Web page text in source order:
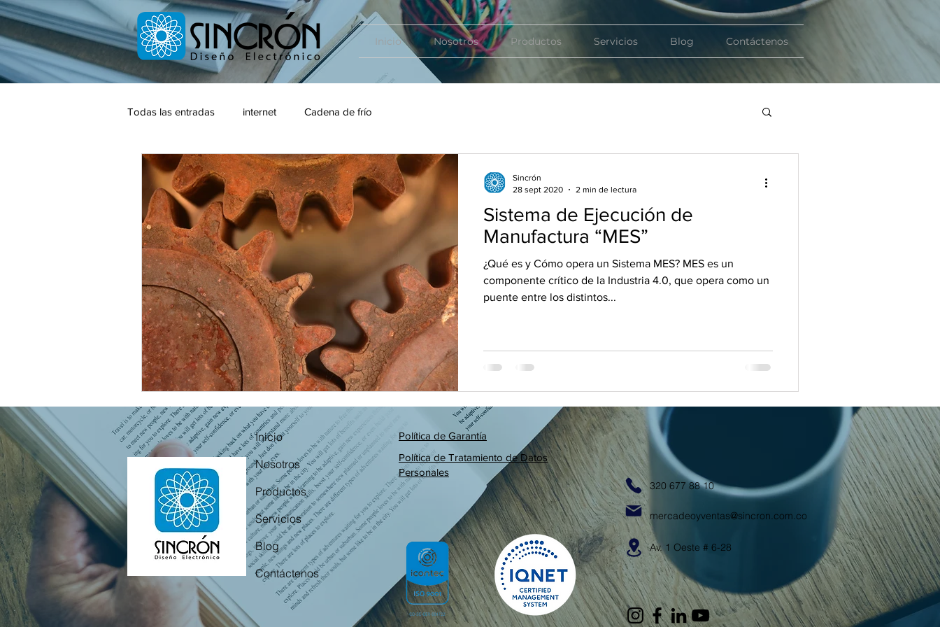
Inicio Nosotros Productos Servicios Blog Contáctenos
Todas las entradas internet Cadena de frío
Sistema de Ejecución de
Manufactura “MES”
¿Qué es y Cómo opera un Sistema MES? MES es un
componente crítico de la Industria 4.0, que opera como un
puente entre los distintos...
Sincrón
28 sept 2020
2 min de lectura
Inicio
Nosotros
Productos
Servicios
Blog
Contáctenos
Política de Garantía
Política de Tratamiento de Datos
Personales
320 677 88 10
mercadeoyventas@sincron.com.co
Av. 1 Oeste # 6-28